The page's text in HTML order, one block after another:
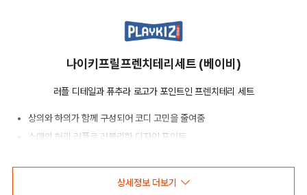
나이키프릴프렌치테리세트 (베이비)
러플 디테일과 퓨추라 로고가 포인트인 프렌치테리 세트
상의와 하의가 함께 구성되어 코디 고민을 줄여줌
소매와 허리 러플로 러블리한 디자인 포인트
상세정보 더보기